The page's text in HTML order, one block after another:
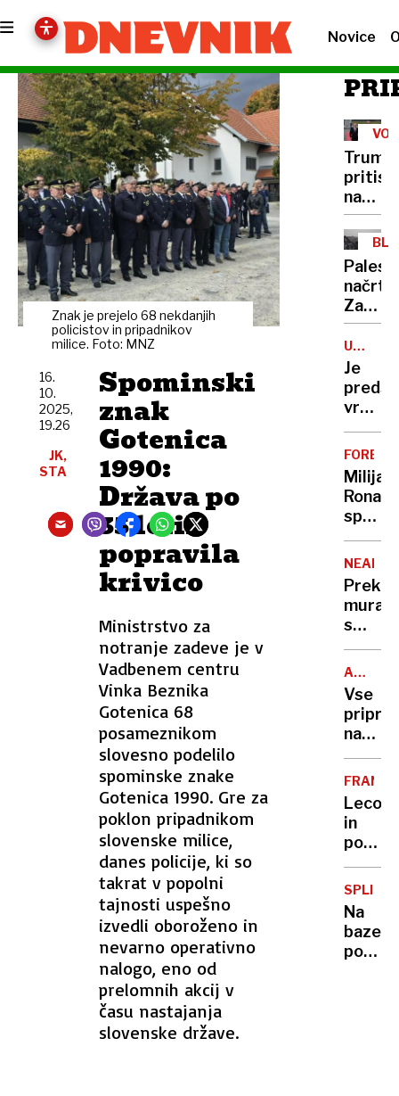
Novice
Znak je prejelo 68 nekdanjih
policistov in pripadnikov
milice. Foto: MNZ
Spominski
znak
Gotenica
1990:
Država po
35 letih
popravila
krivico
Ministrstvo za
notranje zadeve je v
Vadbenem centru
Vinka Beznika
Gotenica 68
posameznikom
slovesno podelilo
spominske znake
Gotenica 1990. Gre za
poklon pripadnikom
slovenske milice,
danes policije, ki so
takrat v popolni
tajnosti uspešno
izvedli oboroženo in
nevarno operativno
nalogo, eno od
prelomnih akcij v
času nastajanja
slovenske države.
16.
10.
2025,
19.26
JK,
STA
Trump
na
Putina,
se
bosta
v
načrt:
Za
obnovo
Gaze
pet
let
kot
50
evrov
Je
FORBES
spet
na
vrhu
mural
s
ALPSKO
Vse
na
sezone
in
rešili
SPLIT
Na
bazenu